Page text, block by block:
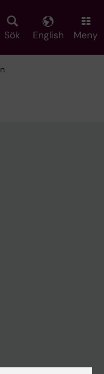
Sök English Meny